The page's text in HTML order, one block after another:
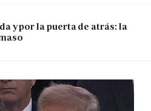
y por la puerta de atrás: la